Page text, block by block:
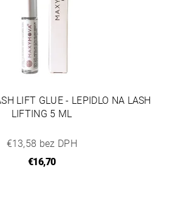
LIFT GLUE - LEPIDLO NA LASH
LIFTING 5 ML
€13,58 bez DPH
€16,70